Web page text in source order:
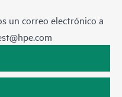
un correo electrónico a